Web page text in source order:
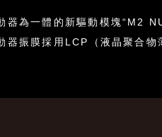
器為一體的新驅動模塊“M2
器振膜採用LCP（液晶聚合